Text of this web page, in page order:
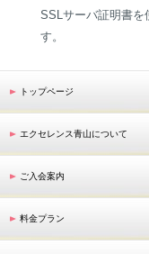
SSLサーバ証明書を
す。
トップページ
エクセレンス青山について
ご入会案内
料金プラン